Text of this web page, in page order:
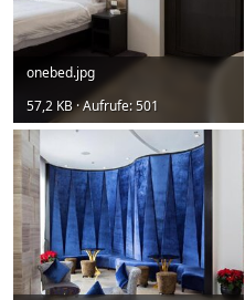
onebed.jpg
57,2 KB · Aufrufe: 501